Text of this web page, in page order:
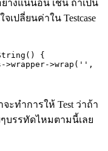
ย่างแน่นอน เช่น ถ้าเป็น
จเปลี่ยนค่าใน Testcase
{
>wrap('',
จะทำการให้ Test ว่าถ้า
บรรทัดไหมตามนี้เลย